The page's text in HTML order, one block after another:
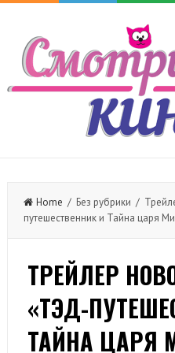
Home / Без рубрики /
путешественник и Тайна царя
ТРЕЙЛЕР
«ТЭД-
ТАЙНА ЦАРЯ